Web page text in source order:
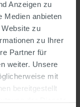
Anzeigen zu
Medien anbieten
zu
zu Ihrer
Partner für
weiter. Unsere
mit
bereitgestellt
Daten
dem
(siehe